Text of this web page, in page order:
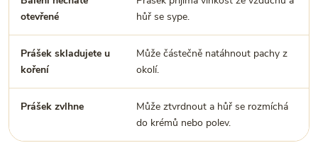
otevřené
hůř se sype.
Prášek skladujete u
koření
Může částečně natáhnout pachy z
okolí.
Prášek zvlhne
Může ztvrdnout a hůř se rozmíchá
do krémů nebo polev.